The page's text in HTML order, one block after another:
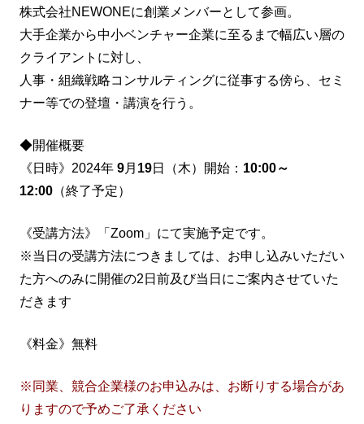
株式会社NEWONEに創業メンバーとして参画。
大手企業から中小ベンチャー企業に至るまで幅広い層の
クライアントに対し、
人事・組織戦略コンサルティングに従事する傍ら、セミ
ナー等での登壇・講演を行う。
◆開催概要
《日時》2024年 9月 19日（木）開始： 10:00～
12:00 （終了予定）
《受講方法》「Zoom」にて実施予定です。
※当日の受講方法につきましては、お申し込みいただい
た方へのみに開催の2日前及び当日にご案内させていた
だきます
《料金》無料
※同業、競合企業様のお申込みは、お断りする場合があ
りますので予めご了承ください